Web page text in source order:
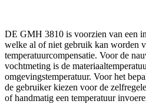
DE GMH 3810 is voorzien van een
welke al of niet gebruik kan worden
temperatuurcompensatie. Voor de
vochtmeting is de
omgevingstemperatuur. Voor het
de gebruiker kiezen voor de
of handmatig een temperatuur